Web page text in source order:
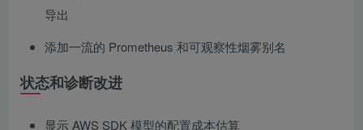
导出
添加一流的 Prometheus 和可观察性烟雾别名
状态和诊断改进
显示 AWS SDK 模型的配置成本估算